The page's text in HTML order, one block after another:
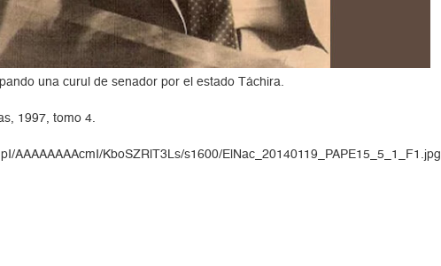
una curul de senador por el estado Táchira.
1997, tomo 4.
AAAAAAAAcmI/KboSZRlT3Ls/s1600/ElNac_20140119_PAPE15_5_1_F1.jpg